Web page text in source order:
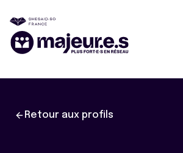
Retour aux profils